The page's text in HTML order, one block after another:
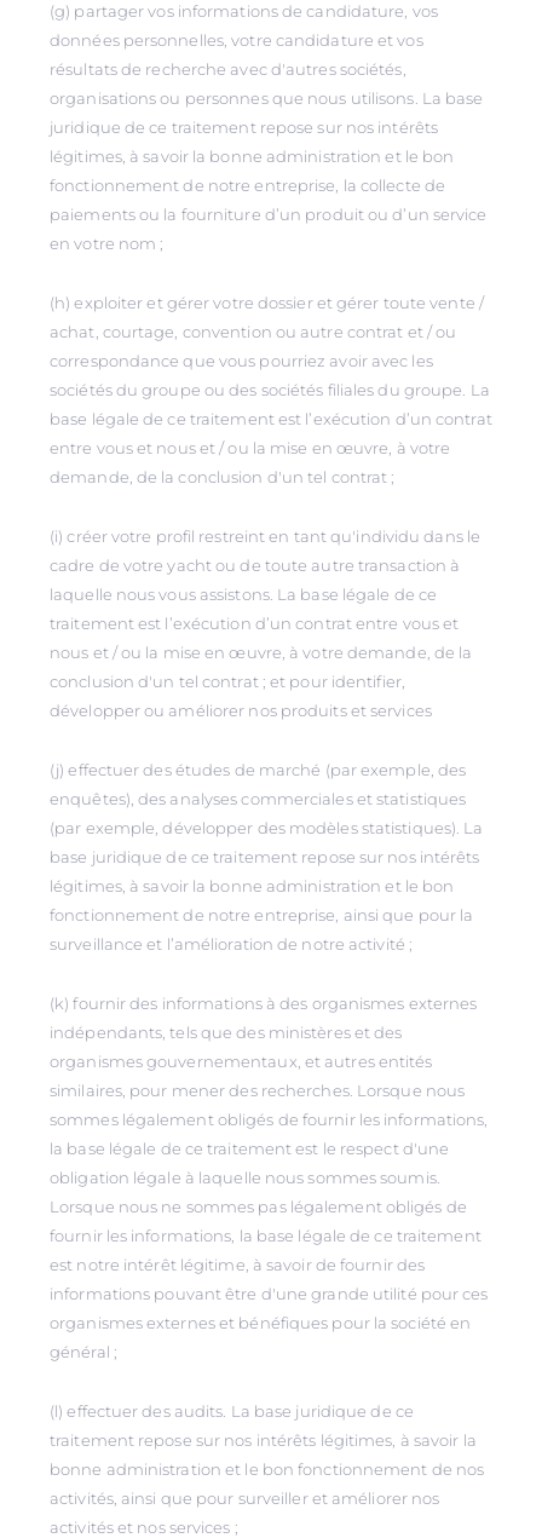
(g) partager vos informations de candidature, vos
données personnelles, votre candidature et vos
résultats de recherche avec d'autres sociétés,
organisations ou personnes que nous utilisons. La base
juridique de ce traitement repose sur nos intérêts
légitimes, à savoir la bonne administration et le bon
fonctionnement de notre entreprise, la collecte de
paiements ou la fourniture d’un produit ou d’un service
en votre nom ;
(h) exploiter et gérer votre dossier et gérer toute vente /
achat, courtage, convention ou autre contrat et / ou
correspondance que vous pourriez avoir avec les
sociétés du groupe ou des sociétés filiales du groupe. La
base légale de ce traitement est l’exécution d’un contrat
entre vous et nous et / ou la mise en œuvre, à votre
demande, de la conclusion d'un tel contrat ;
(i) créer votre profil restreint en tant qu'individu dans le
cadre de votre yacht ou de toute autre transaction à
laquelle nous vous assistons. La base légale de ce
traitement est l’exécution d’un contrat entre vous et
nous et / ou la mise en œuvre, à votre demande, de la
conclusion d'un tel contrat ; et pour identifier,
développer ou améliorer nos produits et services
(j) effectuer des études de marché (par exemple, des
enquêtes), des analyses commerciales et statistiques
(par exemple, développer des modèles statistiques). La
base juridique de ce traitement repose sur nos intérêts
légitimes, à savoir la bonne administration et le bon
fonctionnement de notre entreprise, ainsi que pour la
surveillance et l’amélioration de notre activité ;
(k) fournir des informations à des organismes externes
indépendants, tels que des ministères et des
organismes gouvernementaux, et autres entités
similaires, pour mener des recherches. Lorsque nous
sommes légalement obligés de fournir les informations,
la base légale de ce traitement est le respect d'une
obligation légale à laquelle nous sommes soumis.
Lorsque nous ne sommes pas légalement obligés de
fournir les informations, la base légale de ce traitement
est notre intérêt légitime, à savoir de fournir des
informations pouvant être d'une grande utilité pour ces
organismes externes et bénéfiques pour la société en
général ;
(l) effectuer des audits. La base juridique de ce
traitement repose sur nos intérêts légitimes, à savoir la
bonne administration et le bon fonctionnement de nos
activités, ainsi que pour surveiller et améliorer nos
activités et nos services ;